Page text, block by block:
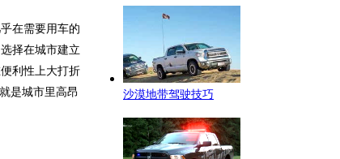
在需要用车的
择在城市建立
利性上大打折
是城市里高昂
沙漠地带驾驶技巧